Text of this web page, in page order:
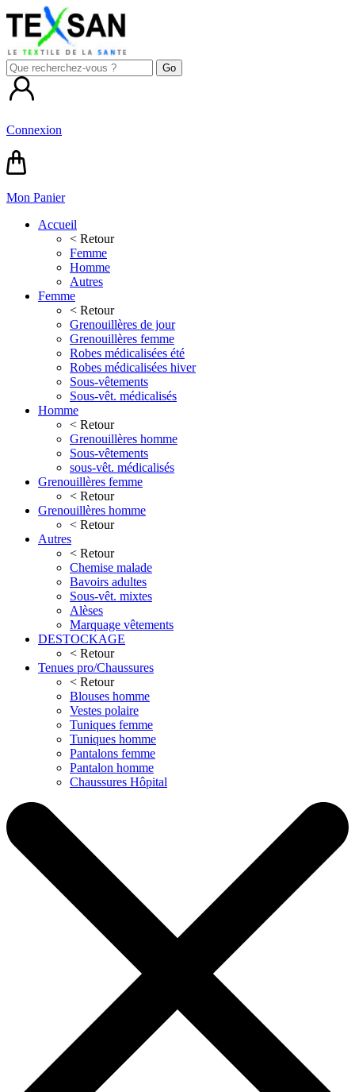
Connexion
Mon Panier
Accueil
< Retour
Femme
Homme
Autres
Femme
< Retour
Grenouillères de jour
Grenouillères femme
Robes médicalisées été
Robes médicalisées hiver
Sous-vêtements
Sous-vêt. médicalisés
Homme
< Retour
Grenouillères homme
Sous-vêtements
sous-vêt. médicalisés
Grenouillères femme
< Retour
Grenouillères homme
< Retour
Autres
< Retour
Chemise malade
Bavoirs adultes
Sous-vêt. mixtes
Alèses
Marquage vêtements
DESTOCKAGE
< Retour
Tenues pro/Chaussures
< Retour
Blouses homme
Vestes polaire
Tuniques femme
Tuniques homme
Pantalons femme
Pantalon homme
Chaussures Hôpital